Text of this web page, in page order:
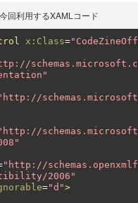
回利用するXAMLコード
x:Class=
"http://
2006"
="d">